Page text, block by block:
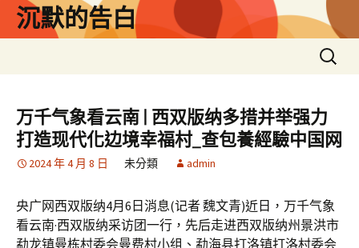
沉默的告白
搜
尋
鍵
字:
万千气象看云南 | 西双版纳多措并举强力
打造现代化边境幸福村_查包養經驗中国网
2024 年 4 月 8 日 未分類 admin
央广网西双版纳4月6日消息(记者 魏文青)近日，万千气象
看云南·西双版纳采访团一行，先后走进西双版纳州景洪市
勐龙镇曼栋村委会曼费村小组、勐海县打洛镇打洛村委会